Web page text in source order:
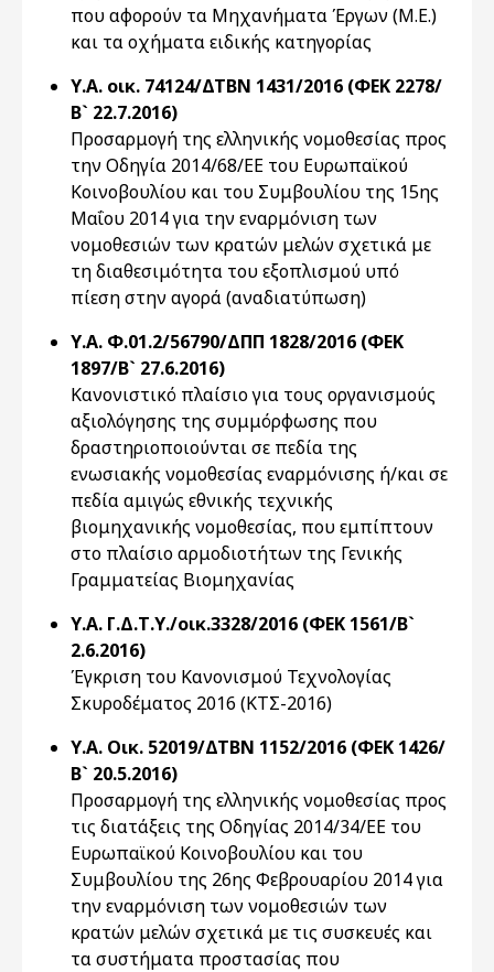
που αφορούν τα Μηχανήματα Έργων (Μ.Ε.)
και τα οχήματα ειδικής κατηγορίας
Υ.Α. οικ. 74124/ΔΤΒΝ 1431/2016 (ΦΕΚ 2278/
Β` 22.7.2016)
Προσαρμογή της ελληνικής νομοθεσίας προς
την Οδηγία 2014/68/ΕΕ του Ευρωπαϊκού
Κοινοβουλίου και του Συμβουλίου της 15ης
Μαΐου 2014 για την εναρμόνιση των
νομοθεσιών των κρατών μελών σχετικά με
τη διαθεσιμότητα του εξοπλισμού υπό
πίεση στην αγορά (αναδιατύπωση)
Υ.Α. Φ.01.2/56790/ΔΠΠ 1828/2016 (ΦΕΚ
1897/Β` 27.6.2016)
Κανονιστικό πλαίσιο για τους οργανισμούς
αξιολόγησης της συμμόρφωσης που
δραστηριοποιούνται σε πεδία της
ενωσιακής νομοθεσίας εναρμόνισης ή/και σε
πεδία αμιγώς εθνικής τεχνικής
βιομηχανικής νομοθεσίας, που εμπίπτουν
στο πλαίσιο αρμοδιοτήτων της Γενικής
Γραμματείας Βιομηχανίας
Υ.Α. Γ.Δ.Τ.Υ./οικ.3328/2016 (ΦΕΚ 1561/Β`
2.6.2016)
Έγκριση του Κανονισμού Τεχνολογίας
Σκυροδέματος 2016 (ΚΤΣ-2016)
Υ.Α. Οικ. 52019/ΔΤΒΝ 1152/2016 (ΦΕΚ 1426/
Β` 20.5.2016)
Προσαρμογή της ελληνικής νομοθεσίας προς
τις διατάξεις της Οδηγίας 2014/34/ΕΕ του
Ευρωπαϊκού Κοινοβουλίου και του
Συμβουλίου της 26ης Φεβρουαρίου 2014 για
την εναρμόνιση των νομοθεσιών των
κρατών μελών σχετικά με τις συσκευές και
τα συστήματα προστασίας που